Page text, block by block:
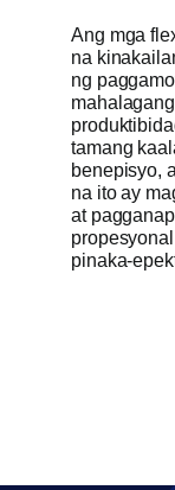
Ang mga
na
ng
tamang
benepisyo,
na ito ay
at
pinaka-